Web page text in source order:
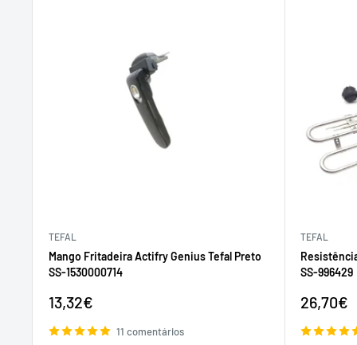
TEFAL
Mango Fritadeira Actifry Genius Tefal Preto
SS-1530000714
Preço
venda
13,32€
11 comentários
TEFAL
SS-996429
Preço
venda
26,70€